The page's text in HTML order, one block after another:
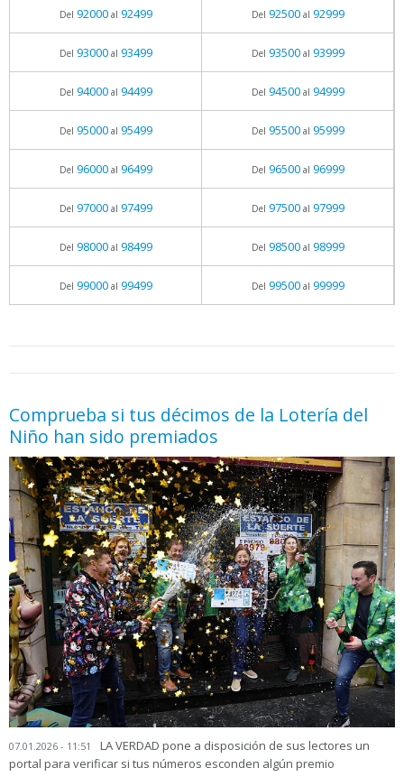
Del 92000al 92499 Del 92500al 92999
Del 93000al 93499 Del 93500al 93999
Del 94000al 94499 Del 94500al 94999
Del 95000al 95499 Del 95500al 95999
Del 96000al 96499 Del 96500al 96999
Del 97000al 97499 Del 97500al 97999
Del 98000al 98499 Del 98500al 98999
Del 99000al 99499 Del 99500al 99999
Comprueba si tus décimos de la Lotería del
Niño han sido premiados
07.01.2026 - 11:51
LA VERDAD pone a disposición de sus lectores un
portal para verificar si tus números esconden algún premio